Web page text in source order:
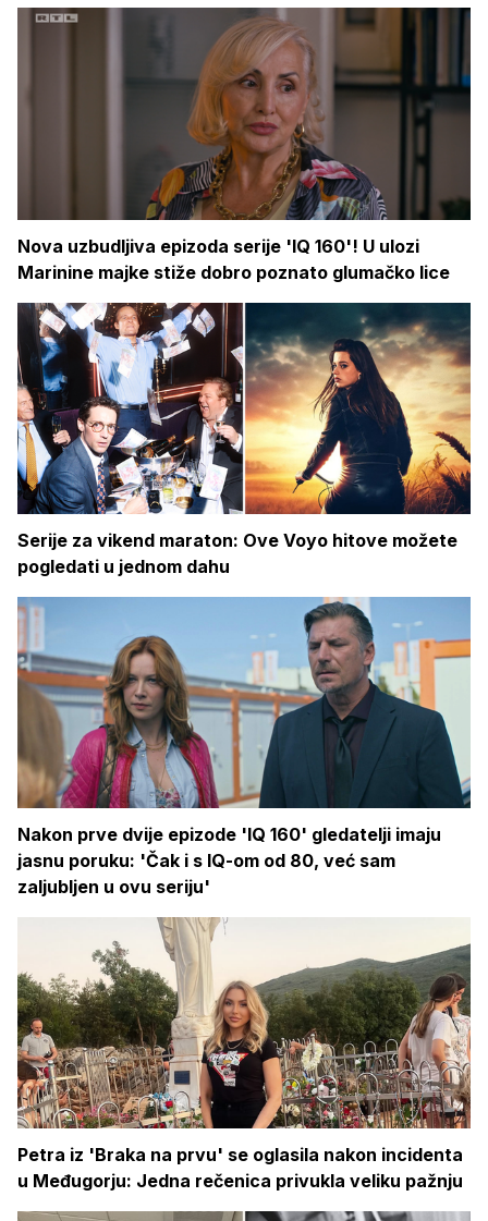
Nova uzbudljiva epizoda serije 'IQ 160'! U ulozi
Marinine majke stiže dobro poznato glumačko lice
Serije za vikend maraton: Ove Voyo hitove možete
pogledati u jednom dahu
Nakon prve dvije epizode 'IQ 160' gledatelji imaju
jasnu poruku: 'Čak i s IQ-om od 80, već sam
zaljubljen u ovu seriju'
Petra iz 'Braka na prvu' se oglasila nakon incidenta
u Međugorju: Jedna rečenica privukla veliku pažnju